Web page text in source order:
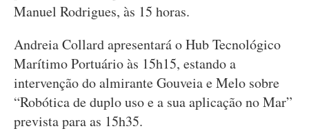
Manuel Rodrigues, às 15 horas.
Andreia Collard apresentará o Hub Tecnológico
Marítimo Portuário às 15h15, estando a
intervenção do almirante Gouveia e Melo sobre
“Robótica de duplo uso e a sua aplicação no Mar”
prevista para as 15h35.